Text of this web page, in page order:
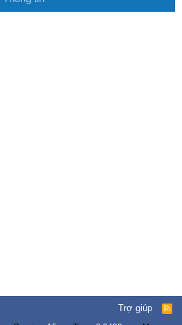
Trợ giúp
R